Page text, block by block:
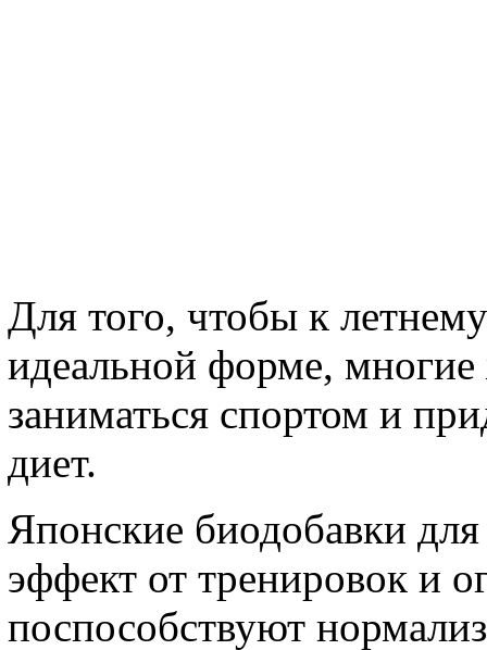
Для того, чтобы к
идеальной форме,
заниматься спортом и
диет.
Японские биодобавки
эффект от тренировок и
поспособствуют